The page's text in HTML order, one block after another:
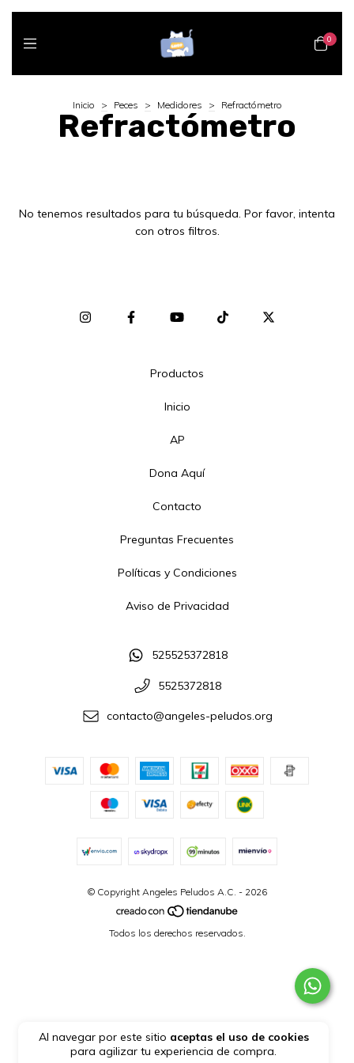
0
Al navegar por este sitio aceptas el uso de cookies
para agilizar tu experiencia de compra.
Inicio > Peces > Medidores > Refractómetro
Refractómetro
No tenemos resultados para tu búsqueda. Por favor, intenta
con otros filtros.
Productos
Inicio
AP
Dona Aquí
Contacto
Preguntas Frecuentes
Políticas y Condiciones
Aviso de Privacidad
525525372818
5525372818
contacto@angeles-peludos.org
© Copyright Angeles Peludos A.C. - 2026
Todos los derechos reservados.